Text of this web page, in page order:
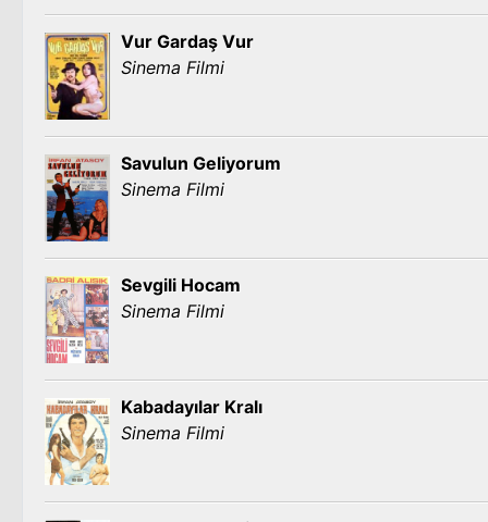
Vur Gardaş Vur
Sinema Filmi
Savulun Geliyorum
Sinema Filmi
Sevgili Hocam
Sinema Filmi
Kabadayılar Kralı
Sinema Filmi